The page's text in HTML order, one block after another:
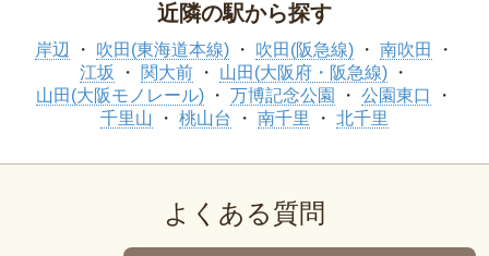
近隣の駅から探す
岸辺 吹田(東海道本線) 吹田(阪急線)
南吹田
江坂
関大前
山田(大阪府・阪急線)
山田(大阪モノレール)
万博記念公園
公園東口
千里山
桃山台 南千里 北千里
よくある質問